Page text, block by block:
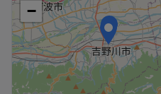
−